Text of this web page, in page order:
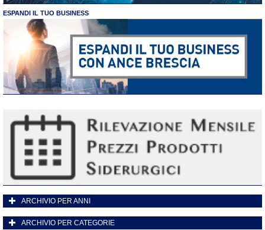
ESPANDI IL TUO BUSINESS
ARCHIVIO PER ANNI
ARCHIVIO PER CATEGORIE